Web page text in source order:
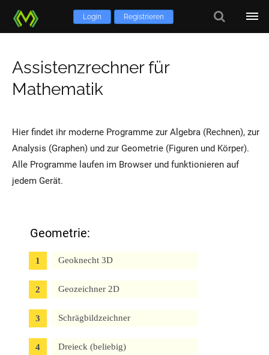
Login Registrieren
Assistenzrechner für
Mathematik
Hier findet ihr moderne Programme zur Algebra (Rechnen), zur
Analysis (Graphen) und zur Geometrie (Figuren und Körper).
Alle Programme laufen im Browser und funktionieren auf
jedem Gerät.
Geometrie:
Geoknecht 3D
Geozeichner 2D
Schrägbildzeichner
Dreieck (beliebig)